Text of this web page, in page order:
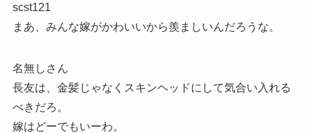
scst121
まあ、みんな嫁がかわいいから羨ましいんだろうな。
名無しさん
長友は、金髪じゃなくスキンヘッドにして気合い入れる
べきだろ。
嫁はどーでもいーわ。